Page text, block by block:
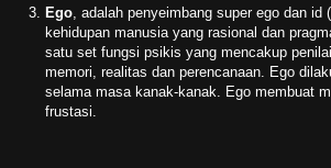
Ego, adalah penyeimbang super ego dan
kehidupan manusia yang rasional dan
satu set fungsi psikis yang mencakup
memori, realitas dan perencanaan. Ego
selama masa kanak-kanak. Ego membuat
frustasi.